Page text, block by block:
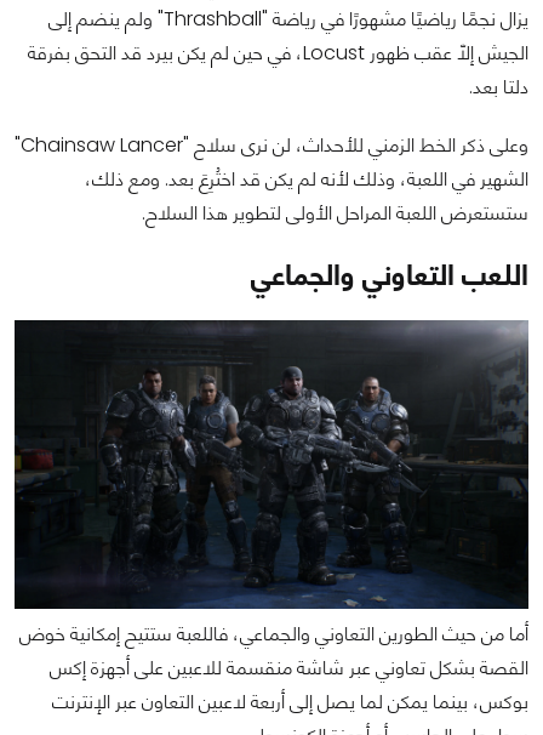
يزال نجمًا رياضيًا مشهورًا في رياضة "Thrashball" ولم ينضم إلى
الجيش إلّا عقب ظهور Locust، في حين لم يكن بيرد قد التحق بفرقة
دلتا بعد.
وعلى ذكر الخط الزمني للأحداث، لن نرى سلاح "Chainsaw Lancer"
الشهير في اللعبة، وذلك لأنه لم يكن قد اختُرِعَ بعد. ومع ذلك،
ستستعرض اللعبة المراحل الأولى لتطوير هذا السلاح.
اللعب التعاوني والجماعي
أما من حيث الطورين التعاوني والجماعي، فاللعبة ستتيح إمكانية خوض
القصة بشكل تعاوني عبر شاشة منقسمة للاعبين على أجهزة إكس
بوكس، بينما يمكن لما يصل إلى أربعة لاعبين التعاون عبر الإنترنت